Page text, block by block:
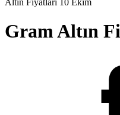
Altın Fiyatları 10 Ekim
Gram Altın